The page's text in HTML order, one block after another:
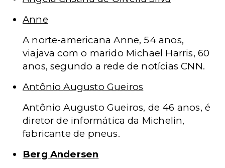
Anne
A norte-americana Anne, 54 anos,
viajava com o marido Michael Harris, 60
anos, segundo a rede de notícias CNN.
Antônio Augusto Gueiros
Antônio Augusto Gueiros, de 46 anos, é
diretor de informática da Michelin,
fabricante de pneus.
Berg Andersen